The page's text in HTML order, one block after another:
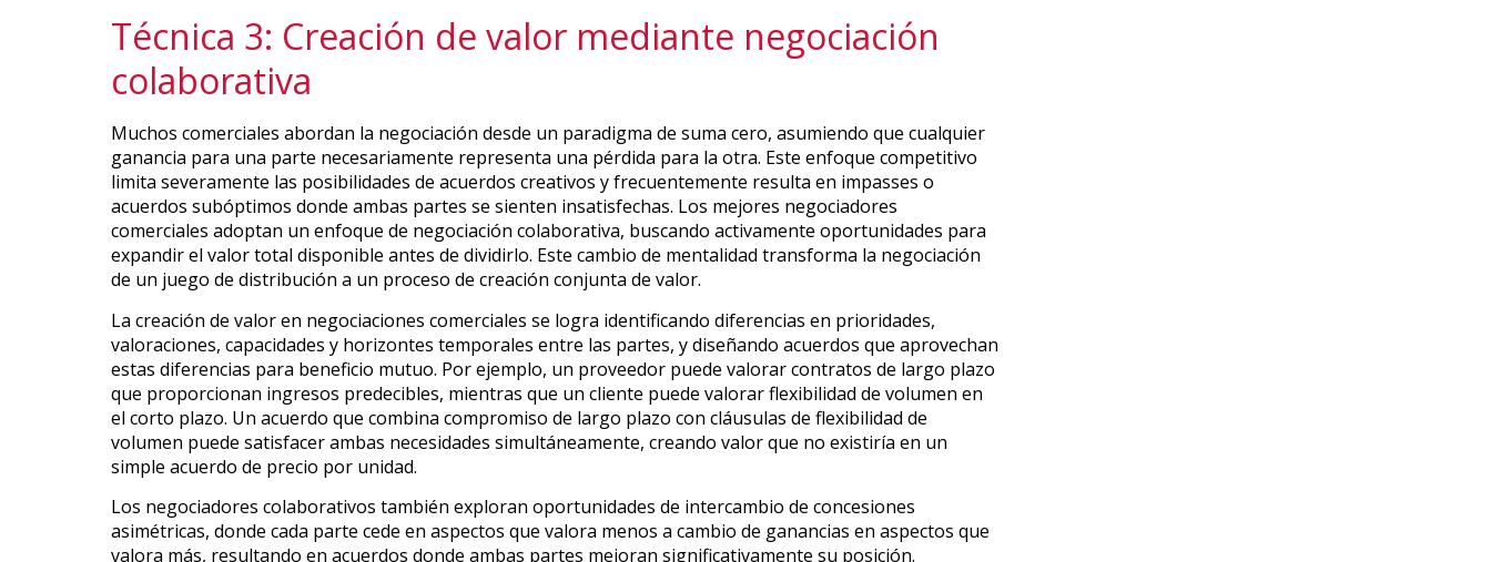
Técnica 3: Creación de valor mediante negociación
colaborativa
Muchos comerciales abordan la negociación desde un paradigma de suma cero, asumiendo que cualquier
ganancia para una parte necesariamente representa una pérdida para la otra. Este enfoque competitivo
limita severamente las posibilidades de acuerdos creativos y frecuentemente resulta en impasses o
acuerdos subóptimos donde ambas partes se sienten insatisfechas. Los mejores negociadores
comerciales adoptan un enfoque de negociación colaborativa, buscando activamente oportunidades para
expandir el valor total disponible antes de dividirlo. Este cambio de mentalidad transforma la negociación
de un juego de distribución a un proceso de creación conjunta de valor.
La creación de valor en negociaciones comerciales se logra identificando diferencias en prioridades,
valoraciones, capacidades y horizontes temporales entre las partes, y diseñando acuerdos que aprovechan
estas diferencias para beneficio mutuo. Por ejemplo, un proveedor puede valorar contratos de largo plazo
que proporcionan ingresos predecibles, mientras que un cliente puede valorar flexibilidad de volumen en
el corto plazo. Un acuerdo que combina compromiso de largo plazo con cláusulas de flexibilidad de
volumen puede satisfacer ambas necesidades simultáneamente, creando valor que no existiría en un
simple acuerdo de precio por unidad.
Los negociadores colaborativos también exploran oportunidades de intercambio de concesiones
asimétricas, donde cada parte cede en aspectos que valora menos a cambio de ganancias en aspectos que
valora más, resultando en acuerdos donde ambas partes mejoran significativamente su posición.